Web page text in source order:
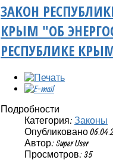
ЗАКОН
КРЫМ "ОБ
РЕСПУБЛИКЕ
Подробности
Категория: Законы
Опубликовано
Автор: Super User
Просмотров: 35